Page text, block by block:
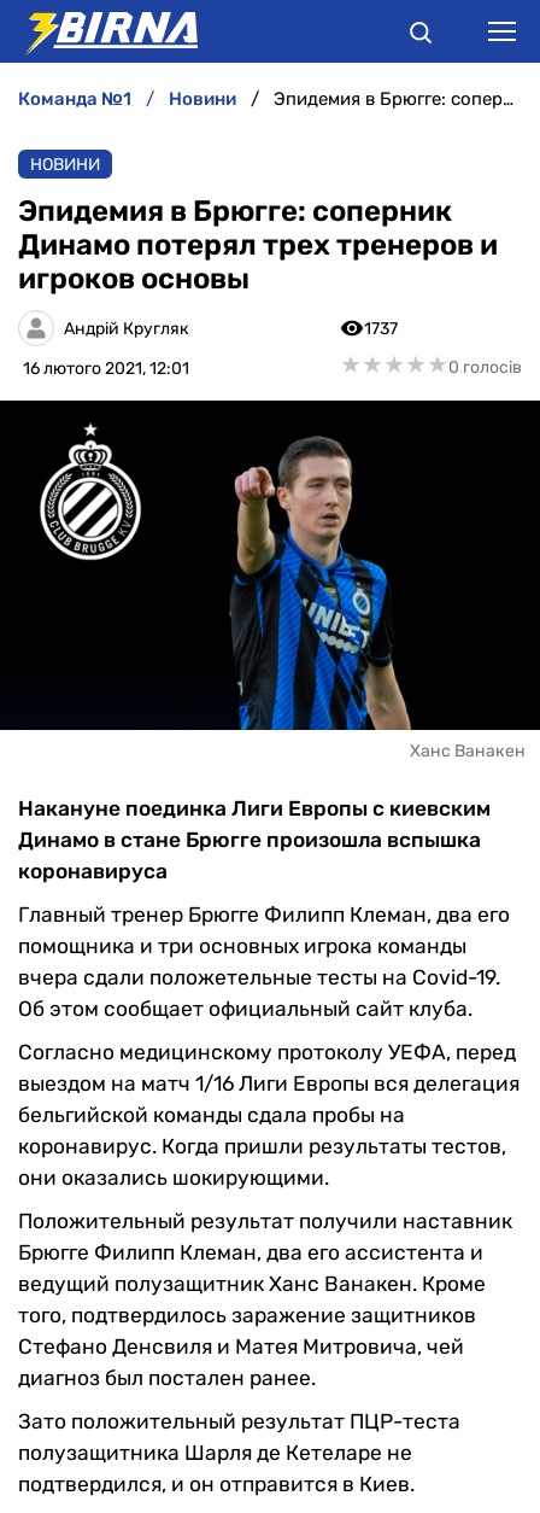
АНАЛІТИКА
ІНТЕРВ'Ю
РІЗНЕ
команда №1 новини Эпидемия в Брюгге: соперник Динамо потерял трех тренеров и игроков основы
НОВИНИ
Эпидемия в Брюгге: соперник
Динамо потерял трех тренеров и
игроков основы
Андрій Кругляк
16 лютого 2021, 12:01
1737
★★★★★
★★★★★0 голосів
Ханс Ванакен
Накануне поединка Лиги Европы с киевским
Динамо в стане Брюгге произошла вспышка
коронавируса
Главный тренер Брюгге Филипп Клеман, два его
помощника и три основных игрока команды
вчера сдали положетельные тесты на Covid-19.
Об этом сообщает официальный сайт клуба.
Согласно медицинскому протоколу УЕФА, перед
выездом на матч 1/16 Лиги Европы вся делегация
бельгийской команды сдала пробы на
коронавирус. Когда пришли результаты тестов,
они оказались шокирующими.
Положительный результат получили наставник
Брюгге Филипп Клеман, два его ассистента и
ведущий полузащитник Ханс Ванакен. Кроме
того, подтвердилось заражение защитников
Стефано Денсвиля и Матея Митровича, чей
диагноз был постален ранее.
Зато положительный результат ПЦР-теста
полузащитника Шарля де Кетеларе не
подтвердился, и он отправится в Киев.